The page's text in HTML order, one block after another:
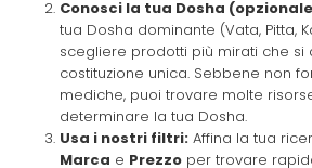
Conosci la tua Dosha
tua Dosha dominante (Vata, Pitta,
scegliere prodotti più mirati che si
costituzione unica. Sebbene non
mediche, puoi trovare molte
determinare la tua Dosha.
Usa i nostri filtri: Affina la tua
Marca e Prezzo per trovare